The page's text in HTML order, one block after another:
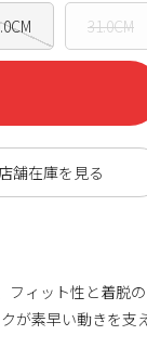
31.0CM
フィット性と着脱
が素早い動きを支